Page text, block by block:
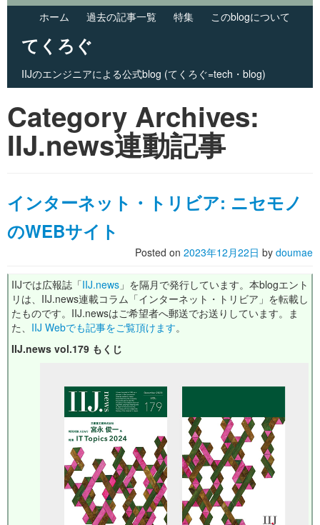
ホーム 過去の記事一覧 特集 このblogについて
てくろぐ
IIJのエンジニアによる公式blog (てくろぐ=tech・blog)
Main menu
Category Archives:
IIJ.news連動記事
インターネット・トリビア: ニセモノ
のWEBサイト
Posted on 2023年12月22日 by doumae
IIJでは広報誌「IIJ.news 」を隔月で発行しています。本blogエント
リは、IIJ.news連載コラム「インターネット・トリビア」を転載し
たものです。IIJ.newsはご希望者へ郵送でお送りしています。ま
た、 IIJ Webでも記事をご覧頂けます。
IIJ.news vol.179 もくじ